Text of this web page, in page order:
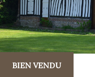
BIEN VENDU